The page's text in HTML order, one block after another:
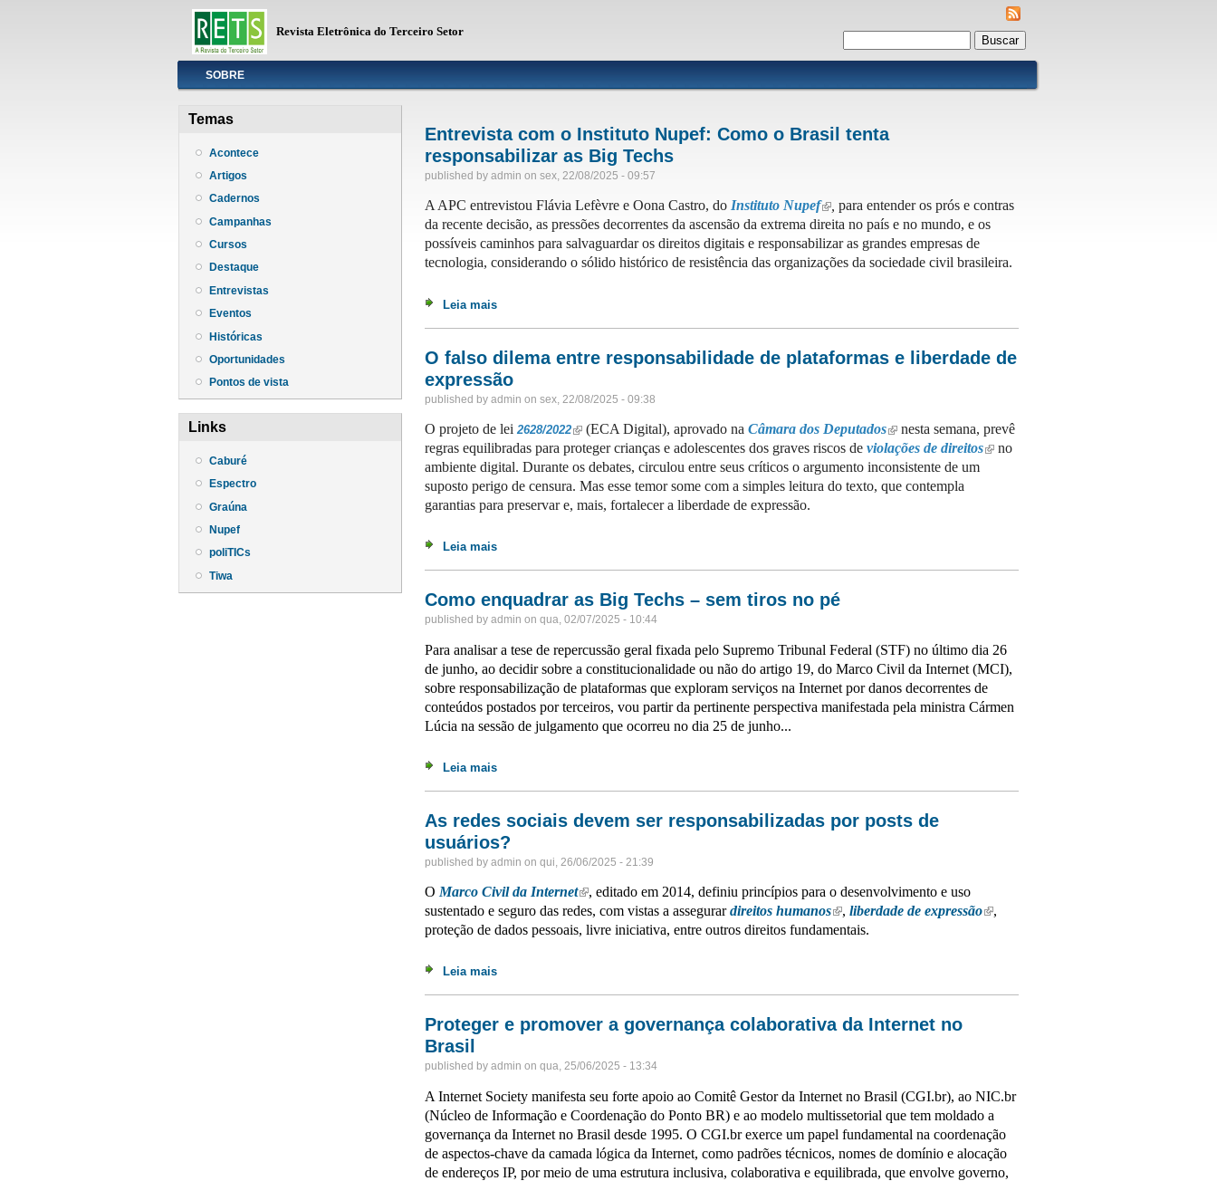
Revista Eletrônica do Terceiro Setor Formulário de busca
InfoSOBRE
Temas
Acontece
Artigos
Cadernos
Campanhas
Cursos
Destaque
Entrevistas
Eventos
Históricas
Oportunidades
Pontos de vista
Links
Caburé
Espectro
Graúna
Nupef
poliTICs
Tiwa
Entrevista com o Instituto Nupef: Como o Brasil tenta
responsabilizar as Big Techs
published by admin on sex, 22/08/2025 - 09:57
A APC entrevistou Flávia Lefèvre e Oona Castro, do Instituto Nupef(link is external)
, para entender os prós e contras
da recente decisão, as pressões decorrentes da ascensão da extrema direita no país e no mundo, e os
possíveis caminhos para salvaguardar os direitos digitais e responsabilizar as grandes empresas de
tecnologia, considerando o sólido histórico de resistência das organizações da sociedade civil brasileira.
Leia mais
O falso dilema entre responsabilidade de plataformas e liberdade de
expressão
published by admin on sex, 22/08/2025 - 09:38
O projeto de lei 2628/2022(link is external)
(ECA Digital), aprovado na Câmara dos Deputados(link is external)
nesta semana, prevê
regras equilibradas para proteger crianças e adolescentes dos graves riscos de violações de direitos(link is external)
no
ambiente digital. Durante os debates, circulou entre seus críticos o argumento inconsistente de um
suposto perigo de censura. Mas esse temor some com a simples leitura do texto, que contempla
garantias para preservar e, mais, fortalecer a liberdade de expressão.
Leia mais
Como enquadrar as Big Techs – sem tiros no pé
published by admin on qua, 02/07/2025 - 10:44
Para analisar a tese de repercussão geral fixada pelo Supremo Tribunal Federal (STF) no último dia 26
de junho, ao decidir sobre a constitucionalidade ou não do artigo 19, do Marco Civil da Internet (MCI),
sobre responsabilização de plataformas que exploram serviços na Internet por danos decorrentes de
conteúdos postados por terceiros, vou partir da pertinente perspectiva manifestada pela ministra Cármen
Lúcia na sessão de julgamento que ocorreu no dia 25 de junho...
Leia mais
As redes sociais devem ser responsabilizadas por posts de
usuários?
published by admin on qui, 26/06/2025 - 21:39
O Marco Civil da Internet(link is external)
, editado em 2014, definiu princípios para o desenvolvimento e uso
sustentado e seguro das redes, com vistas a assegurardireitos humanos(link is external)
, liberdade de expressão(link is external)
,
proteção de dados pessoais, livre iniciativa, entre outros direitos fundamentais.
Leia mais
Proteger e promover a governança colaborativa da Internet no
Brasil
published by admin on qua, 25/06/2025 - 13:34
A Internet Society manifesta seu forte apoio ao Comitê Gestor da Internet no Brasil (CGI.br), ao NIC.br
(Núcleo de Informação e Coordenação do Ponto BR) e ao modelo multissetorial que tem moldado a
governança da Internet no Brasil desde 1995. O CGI.br exerce um papel fundamental na coordenação
de aspectos-chave da camada lógica da Internet, como padrões técnicos, nomes de domínio e alocação
de endereços IP, por meio de uma estrutura inclusiva, colaborativa e equilibrada, que envolve governo,